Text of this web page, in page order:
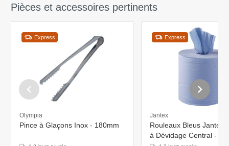
Pièces et accessoires pertinents
Express
Olympia
Pince à Glaçons Inox - 180mm
Express
Jantex
Rouleaux Bleus Jantex
à Dévidage Central -